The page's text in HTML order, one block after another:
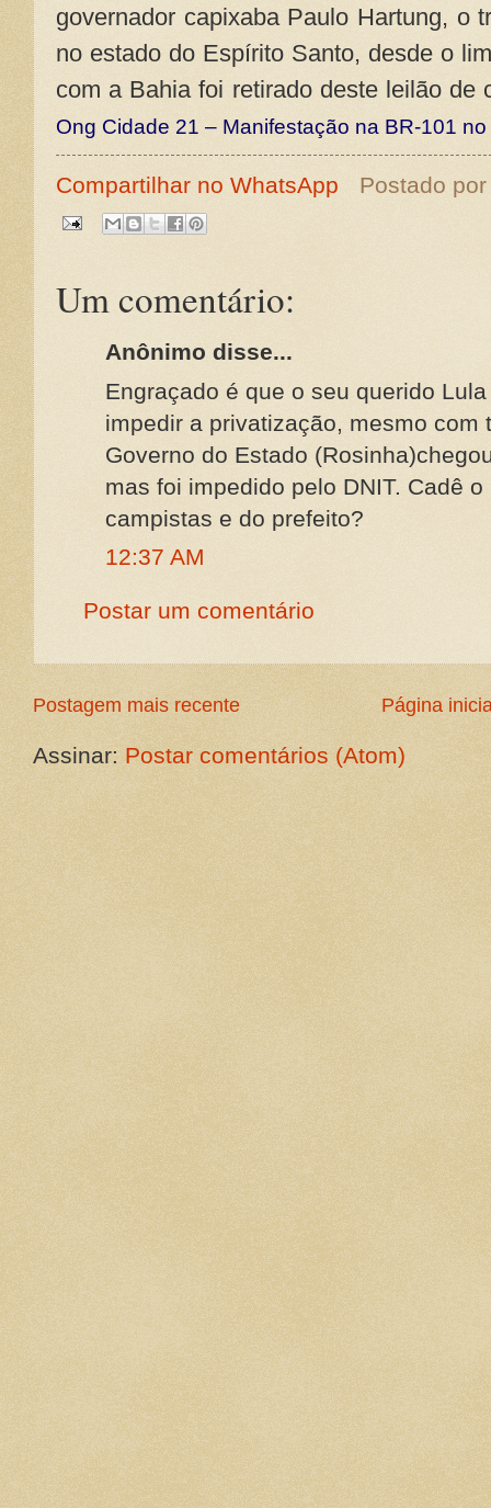
governador capixaba Paulo Hartung, o
no estado do Espírito Santo, desde o
com a Bahia foi retirado deste leilão de
Ong Cidade 21 – Manifestação na BR-101
Compartilhar no WhatsApp Postado
Um comentário:
Anônimo disse...
Engraçado é que o seu querido
impedir a privatização, mesmo com
Governo do Estado
mas foi impedido pelo DNIT. Cadê
campistas e do prefeito?
12:37 AM
Postar um comentário
Postagem mais recente Página
Assinar: Postar comentários (Atom)